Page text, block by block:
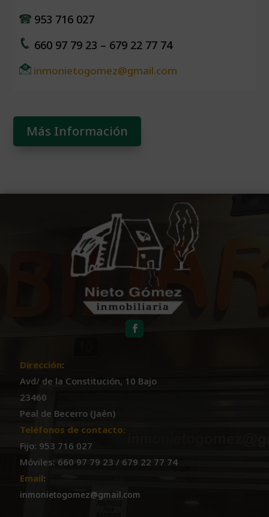
953 716 027
660 97 79 23 – 679 22 77 74
inmonietogomez@gmail.com
Más Información
Dirección:
Avd/ de la Constitución, 10 Bajo
23460
Peal de Becerro (Jaén)
Teléfonos de contacto:
Fijo: 953 716 027
Móviles: 660 97 79 23 / 679 22 77 74
Email:
inmonietogomez@gmail.com